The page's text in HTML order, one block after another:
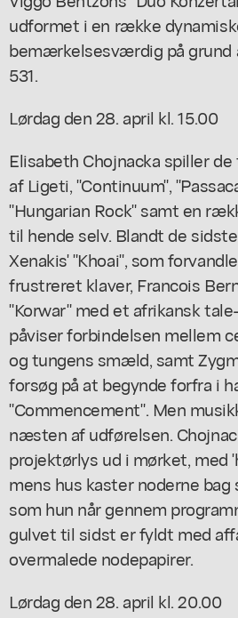
udformet i en række
bemærkelsesværdig på grund
531.
Lørdag den 28. april kl. 15.00
Elisabeth Chojnacka spiller
af Ligeti, "Continuum",
"Hungarian Rock" samt en
til hende selv. Blandt de
Xenakis' "Khoai", som
frustreret klaver, Francois
"Korwar" med et afrikansk
påviser forbindelsen mellem
og tungens smæld, samt
forsøg på at begynde forfra i
"Commencement". Men
næsten af udførelsen.
projektørlys ud i mørket, med
mens hus kaster noderne
som hun når gennem
gulvet til sidst er fyldt med
overmalede nodepapirer.
Lørdag den 28. april kl. 20.00